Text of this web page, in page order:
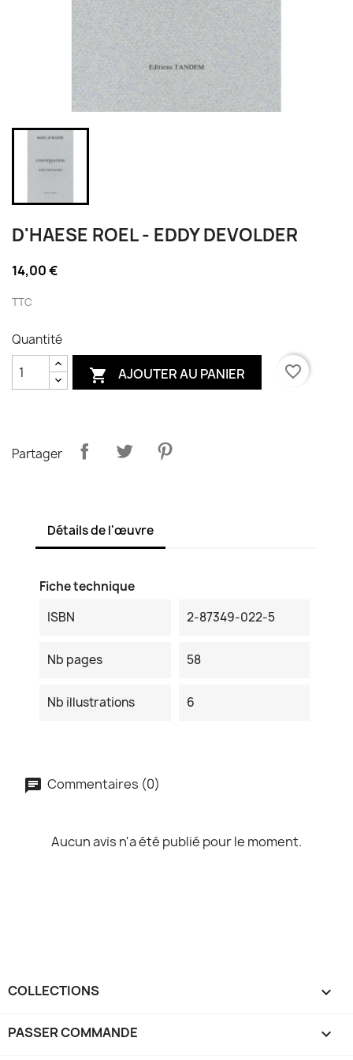
D'HAESE ROEL - EDDY DEVOLDER
14,00 €
TTC
Quantité
 AJOUTER AU PANIER favorite_border
Partager
Détails de l'œuvre
Fiche technique
ISBN
2-87349-022-5
Nb pages 58
Nb illustrations 6
Commentaires (0)
Aucun avis n'a été publié pour le moment.
COLLECTIONS 
PASSER COMMANDE 